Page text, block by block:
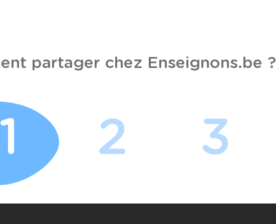
partager chez Enseignons.be ?
1 2 3